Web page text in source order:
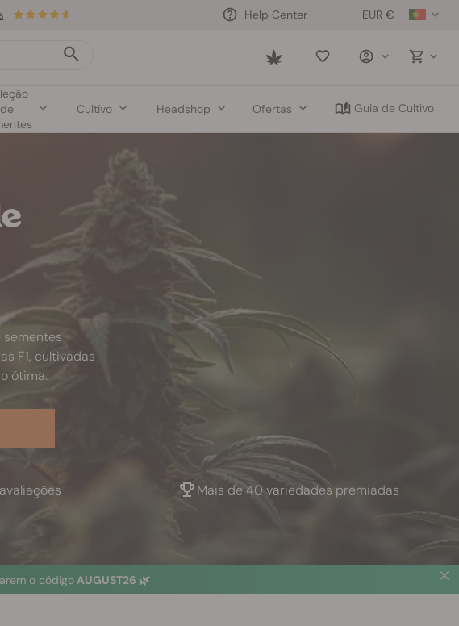
EUR €
Help Center
Saved
de
Cultivo Headshop Ofertas Guia de Cultivo
sementes
F1, cultivadas
ótima.
Mais de 40 variedades premiadas
o códigoAUGUST26 🌿